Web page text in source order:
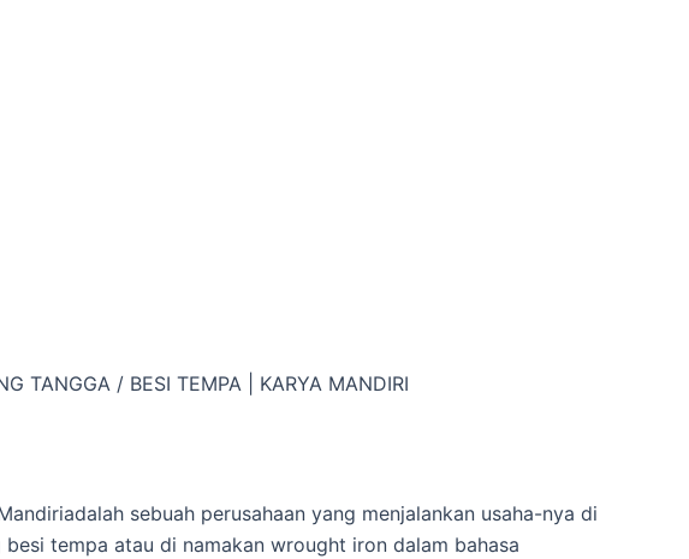
TANGGA / BESI TEMPA | KARYA MANDIRI
sebuah perusahaan yang menjalankan usaha-nya di
besi tempa atau di namakan wrought iron dalam bahasa